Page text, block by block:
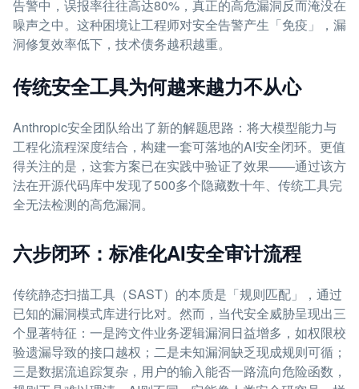
告警中，误报率往往高达80%，真正的高危漏洞反而淹没在
噪声之中。这种困境让工程师对安全告警产生「免疫」，漏
洞修复效率低下，技术债务越积越重。
传统安全工具为何越来越力不从心
Anthropic安全团队给出了新的解题思路：将大模型能力与
工程化流程深度结合，构建一套可落地的AI安全闭环。更值
得关注的是，这套方案已在实践中验证了效果——通过该方
法在开源代码库中发现了500多个隐藏数十年、传统工具完
全无法检测的高危漏洞。
六步闭环：标准化AI安全审计流程
传统静态扫描工具（SAST）的本质是「规则匹配」，通过
已知的漏洞模式库进行比对。然而，当代安全威胁呈现出三
个显著特征：一是跨文件业务逻辑漏洞日益增多，如权限校
验遗漏导致的接口越权；二是未知漏洞缺乏现成规则可循；
三是数据流追踪复杂，用户的输入能否一路流向危险函数，